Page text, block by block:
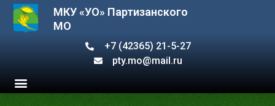
МКУ «УО» Партизанского
МО
+7 (42365) 21-5-27
pty.mo@mail.ru